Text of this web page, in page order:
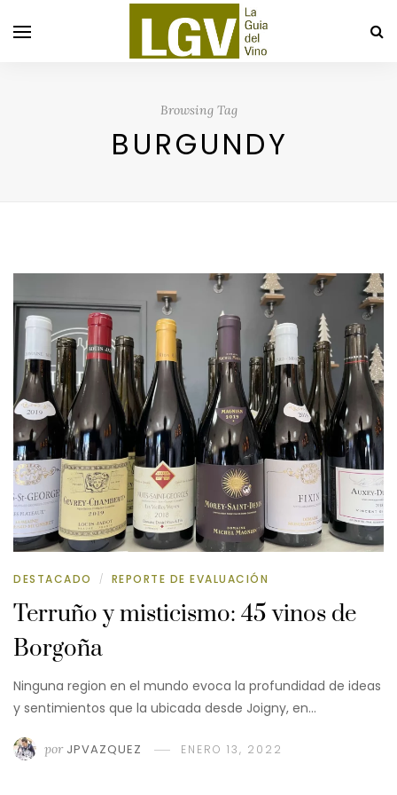
Browsing Tag
BURGUNDY
DESTACADO / REPORTE DE EVALUACIÓN
Terruño y misticismo: 45 vinos de
Borgoña
Ninguna region en el mundo evoca la profundidad de ideas
y sentimientos que la ubicada desde Joigny, en…
por JPVAZQUEZ ENERO 13, 2022